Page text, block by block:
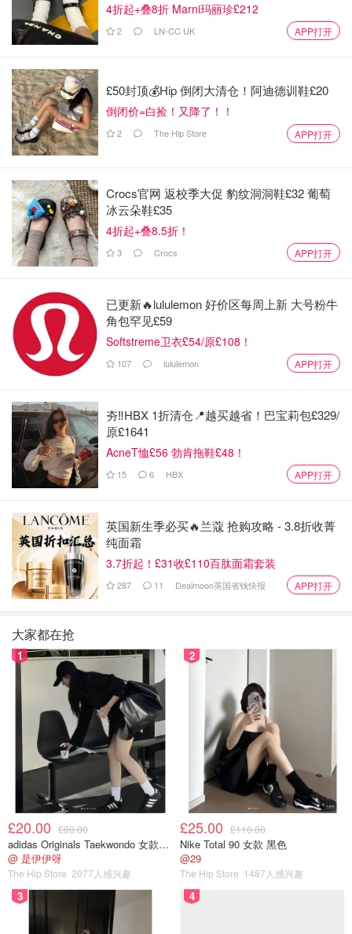
很少很少买荧光色的包包
奈何这个 mini bag 太可爱了
还有配套的耳机包
穿成一串出街
清凉OOTD
4折起+叠8折 Marni玛丽珍£212
2 LN-CC UK APP打开
£50封顶💰Hip 倒闭大清仓！阿迪德训鞋£20
倒闭价=白捡！又降了！！
2 The Hip Store APP打开
Crocs官网 返校季大促 豹纹洞洞鞋£32 葡萄
冰云朵鞋£35
4折起+叠8.5折！
3 Crocs APP打开
已更新🔥lululemon 好价区每周上新 大号粉牛
角包罕见£59
Softstreme卫衣£54/原£108！
107 lululemon APP打开
夯‼️HBX 1折清仓📍越买越省！巴宝莉包£329/
原£1641
AcneT恤£56 勃肯拖鞋£48！
15 6 HBX APP打开
英国新生季必买🔥兰蔻 抢购攻略 - 3.8折收菁
纯面霜
3.7折起！£31收£110百肽面霜套装
287 11 Dealmoon英国省钱快报 APP打开
大家都在抢
1
£20.00 £80.00
adidas Originals Taekwondo 女款黑色运动鞋
@ 是伊伊呀
The Hip Store 2077人感兴趣
2
£25.00 £110.00
Nike Total 90 女款 黑色
@29
The Hip Store 1487人感兴趣
3 4